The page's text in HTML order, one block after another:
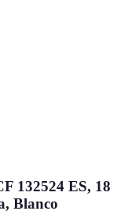
132524 ES, 18
Blanco